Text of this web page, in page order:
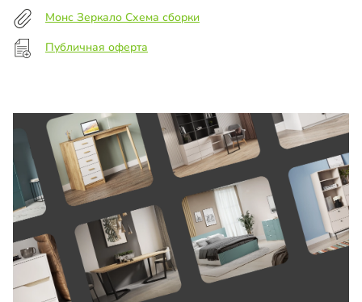
Монс Зеркало Схема сборки
Публичная оферта